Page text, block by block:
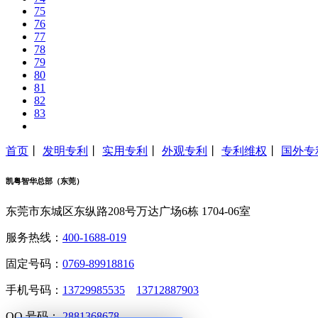
75
76
77
78
79
80
81
82
83
首页 发明专利 实用专利 外观专利 专利维权 国外专
凯粤智华总部（东莞）
东莞市东城区东纵路208号万达广场6栋 1704-06室
服务热线： 400-1688-019
固定号码： 0769-89918816
手机号码： 13729985535 13712887903